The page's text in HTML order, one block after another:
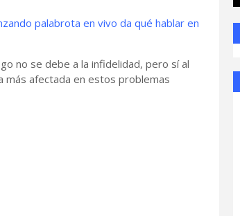
palabrota en vivo da qué hablar en
no se debe a la infidelidad, pero sí al
más afectada en estos problemas